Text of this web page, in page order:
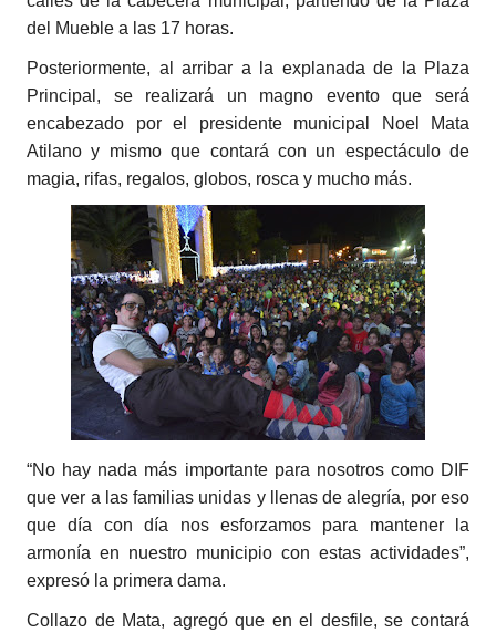
del Mueble a las 17 horas.
Posteriormente, al arribar a la explanada de la Plaza
Principal, se realizará un magno evento que será
encabezado por el presidente municipal Noel Mata
Atilano y mismo que contará con un espectáculo de
magia, rifas, regalos, globos, rosca y mucho más.
“No hay nada más importante para nosotros como DIF
que ver a las familias unidas y llenas de alegría, por eso
que día con día nos esforzamos para mantener la
armonía en nuestro municipio con estas actividades”,
expresó la primera dama.
Collazo de Mata, agregó que en el desfile, se contará